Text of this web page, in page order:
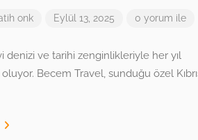
onk Eylül 13, 2025 0 yorum ile
denizi ve tarihi zenginlikleriyle her yıl
Becem Travel, sunduğu özel